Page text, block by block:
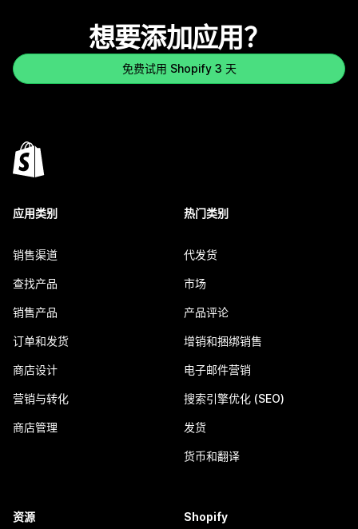
想要添加应用？
免费试用 Shopify 3 天
应用类别
销售渠道
查找产品
销售产品
订单和发货
商店设计
营销与转化
商店管理
热门类别
代发货
市场
产品评论
增销和捆绑销售
电子邮件营销
搜索引擎优化 (SEO)
发货
货币和翻译
资源 Shopify